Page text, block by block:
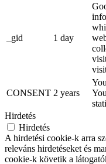
_gid 1 day
CONSENT 2 years
Hirdetés
Hirdetés
A hirdetési cookie-k arra
releváns hirdetéseket és
cookie-k követik a